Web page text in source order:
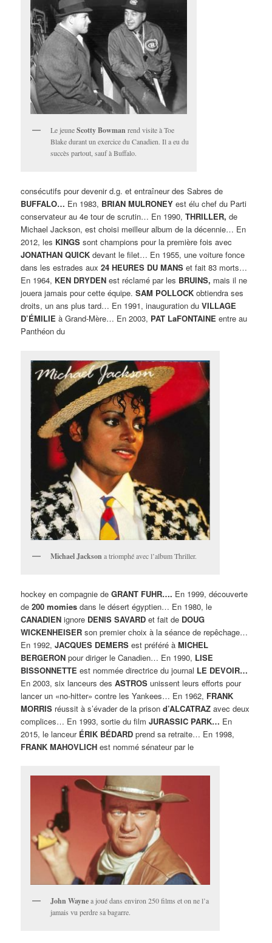
Le jeuneScotty Bowman rend visite à Toe
Blake durant un exercice du Canadien. Il a eu du
succès partout, sauf à Buffalo.
consécutifs pour devenir d.g. et entraîneur des Sabres de
BUFFALO… En 1983, BRIAN MULRONEY est élu chef du Parti
conservateur au 4e tour de scrutin… En 1990,THRILLER, de
Michael Jackson, est choisi meilleur album de la décennie… En
2012, les KINGS sont champions pour la première fois avec
JONATHAN QUICK devant le filet… En 1955, une voiture fonce
dans les estrades aux24 HEURES DU MANS et fait 83 morts…
En 1964, KEN DRYDEN est réclamé par les BRUINS, mais il ne
jouera jamais pour cette équipe.SAM POLLOCK obtiendra ses
droits, un ans plus tard… En 1991, inauguration duVILLAGE
D’ÉMILIE à Grand-Mère… En 2003, PAT LaFONTAINE entre au
Panthéon du
Michael Jackson a triomphé avec l’album Thriller.
hockey en compagnie deGRANT FUHR…. En 1999, découverte
de200 momies dans le désert égyptien… En 1980, le
CANADIEN ignore DENIS SAVARD et fait de DOUG
WICKENHEISER son premier choix à la séance de repêchage…
En 1992,JACQUES DEMERS est préféré àMICHEL
BERGERON pour diriger le Canadien… En 1990, LISE
BISSONNETTE est nommée directrice du journal LE DEVOIR…
En 2003, six lanceurs desASTROS unissent leurs efforts pour
lancer un «no-hitter» contre les Yankees… En 1962, FRANK
MORRIS réussit à s’évader de la prisond’ALCATRAZ avec deux
complices… En 1993, sortie du filmJURASSIC PARK… En
2015, le lanceur ÉRIK BÉDARD prend sa retraite… En 1998,
FRANK MAHOVLICH est nommé sénateur par le
John Waynea joué dans environ 250 films et on ne l’a
jamais vu perdre sa bagarre.